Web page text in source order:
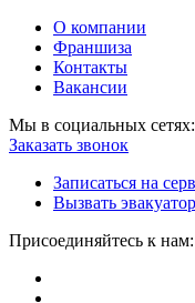
О компании
Франшиза
Контакты
Вакансии
Мы в социальных сетях:
Заказать звонок
Записаться на
Вызвать эвакуатор
Присоединяйтесь к нам: